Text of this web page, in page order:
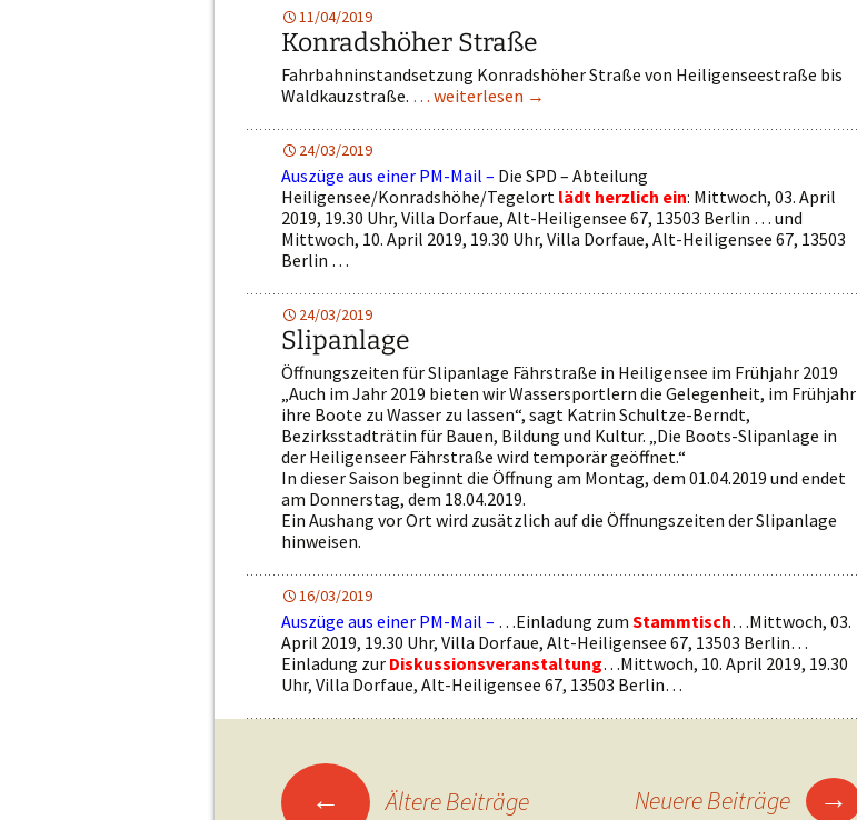
11/04/2019
Konradshöher Straße
Fahrbahninstandsetzung Konradshöher Straße von Heiligenseestraße bis
Waldkauzstraße. … weiterlesen →
24/03/2019
Auszüge aus einer PM-Mail – Die SPD – Abteilung
Heiligensee/Konradshöhe/Tegelort lädt herzlich ein: Mittwoch, 03. April
2019, 19.30 Uhr, Villa Dorfaue, Alt-Heiligensee 67, 13503 Berlin … und
Mittwoch, 10. April 2019, 19.30 Uhr, Villa Dorfaue, Alt-Heiligensee 67, 13503
Berlin …
24/03/2019
Slipanlage
Öffnungszeiten für Slipanlage Fährstraße in Heiligensee im Frühjahr 2019
„Auch im Jahr 2019 bieten wir Wassersportlern die Gelegenheit, im Frühjahr
ihre Boote zu Wasser zu lassen“, sagt Katrin Schultze-Berndt,
Bezirksstadträtin für Bauen, Bildung und Kultur. „Die Boots-Slipanlage in
der Heiligenseer Fährstraße wird temporär geöffnet.“
In dieser Saison beginnt die Öffnung am Montag, dem 01.04.2019 und endet
am Donnerstag, dem 18.04.2019.
Ein Aushang vor Ort wird zusätzlich auf die Öffnungszeiten der Slipanlage
hinweisen.
16/03/2019
Auszüge aus einer PM-Mail – …Einladung zum Stammtisch…Mittwoch, 03.
April 2019, 19.30 Uhr, Villa Dorfaue, Alt-Heiligensee 67, 13503 Berlin…
Einladung zur Diskussionsveranstaltung…Mittwoch, 10. April 2019, 19.30
Uhr, Villa Dorfaue, Alt-Heiligensee 67, 13503 Berlin…
← Ältere Beiträge Neuere Beiträge →